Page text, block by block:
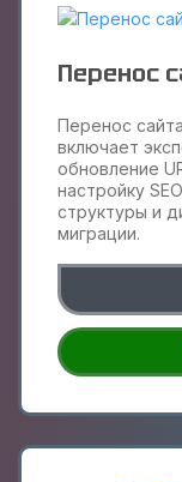
Перенос
Перенос
включает
обновление
настройку
структуры и
миграции.